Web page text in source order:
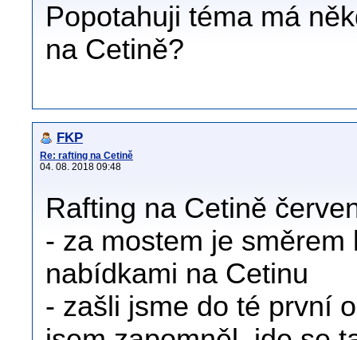
Popotahuji téma má
na Cetině?
FKP
Re: rafting na Cetině
04. 08. 2018 09:48
Rafting na Cetině
- za mostem je
nabídkami na Cetinu
- zašli jsme do té první